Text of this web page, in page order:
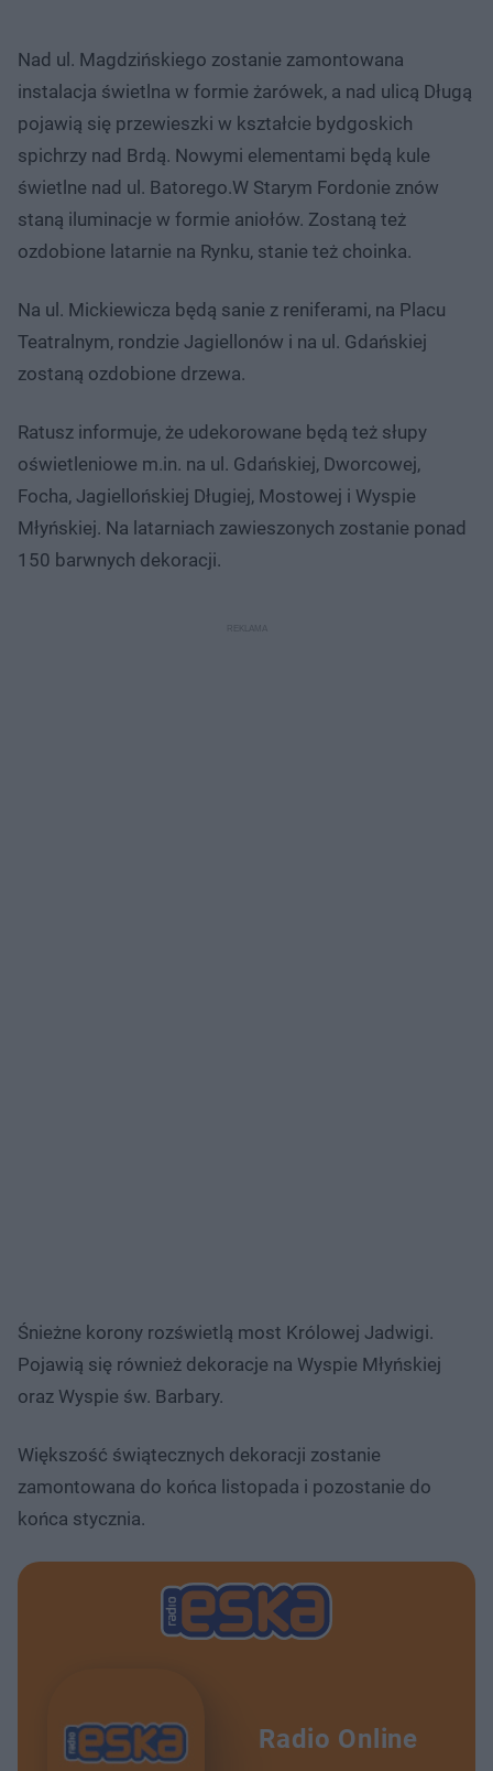
Nad ul. Magdzińskiego zostanie zamontowana
instalacja świetlna w formie żarówek, a nad ulicą Długą
pojawią się przewieszki w kształcie bydgoskich
spichrzy nad Brdą. Nowymi elementami będą kule
świetlne nad ul. Batorego.W Starym Fordonie znów
staną iluminacje w formie aniołów. Zostaną też
ozdobione latarnie na Rynku, stanie też choinka.
Na ul. Mickiewicza będą sanie z reniferami, na Placu
Teatralnym, rondzie Jagiellonów i na ul. Gdańskiej
zostaną ozdobione drzewa.
Ratusz informuje, że udekorowane będą też słupy
oświetleniowe m.in. na ul. Gdańskiej, Dworcowej,
Focha, Jagiellońskiej Długiej, Mostowej i Wyspie
Młyńskiej. Na latarniach zawieszonych zostanie ponad
150 barwnych dekoracji.
Śnieżne korony rozświetlą most Królowej Jadwigi.
Pojawią się również dekoracje na Wyspie Młyńskiej
oraz Wyspie św. Barbary.
Większość świątecznych dekoracji zostanie
zamontowana do końca listopada i pozostanie do
końca stycznia.
Radio Online